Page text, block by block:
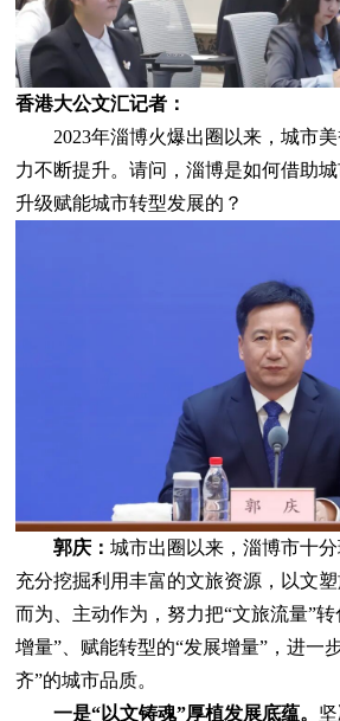
香港大公文汇记者：
2023年淄博火爆出圈以来，城市美
力不断提升。请问，淄博是如何借助
升级赋能城市转型发展的？
郭庆：城市出圈以来，淄博市十
充分挖掘利用丰富的文旅资源，以文
而为、主动作为，努力把“文旅流量”
增量”、赋能转型的“发展增量”，进一
齐”的城市品质。
一是“以文铸魂”厚植发展底蕴。